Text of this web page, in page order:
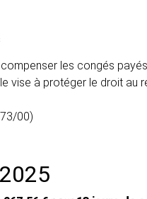
les congés
vise à protéger le droit au
00)